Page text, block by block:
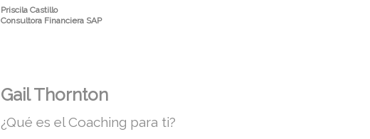
Priscila Castillo
Consultora Financiera SAP
Gail Thornton
¿Qué es el Coaching para ti?